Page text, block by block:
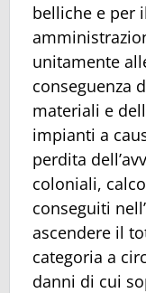
belliche e per
unitamente
conseguenza
materiali e
impianti a
perdita
coloniali,
conseguiti
ascendere il
categoria a
danni di cui